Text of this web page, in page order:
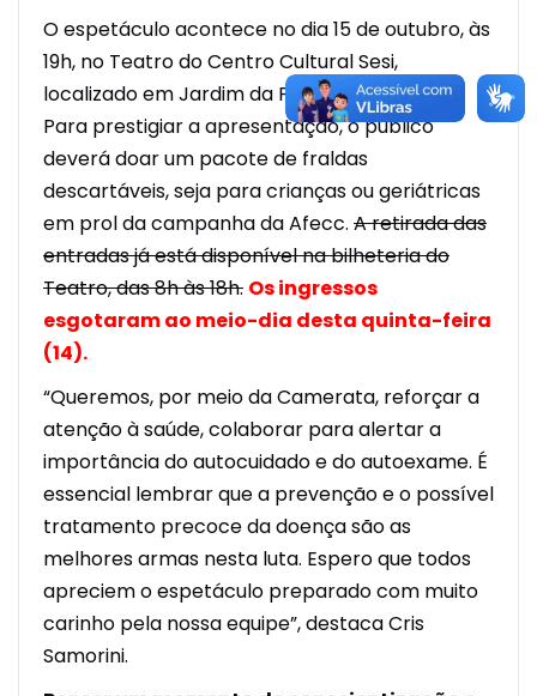
O espetáculo acontece no dia 15 de outubro, às
19h, no Teatro do Centro Cultural Sesi,
localizado em Jardim da Penha, em Vitória.
Para prestigiar a apresentação, o público
deverá doar um pacote de fraldas
descartáveis, seja para crianças ou geriátricas
em prol da campanha da Afecc. A retirada das
entradas já está disponível na bilheteria do
Teatro, das 8h às 18h. Os ingressos
esgotaram ao meio-dia desta quinta-feira
(14).
“Queremos, por meio da Camerata, reforçar a
atenção à saúde, colaborar para alertar a
importância do autocuidado e do autoexame. É
essencial lembrar que a prevenção e o possível
tratamento precoce da doença são as
melhores armas nesta luta. Espero que todos
apreciem o espetáculo preparado com muito
carinho pela nossa equipe”, destaca Cris
Samorini.